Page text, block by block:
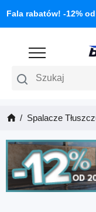
Fala rabatów! -12% od
Szukaj
Spalacze